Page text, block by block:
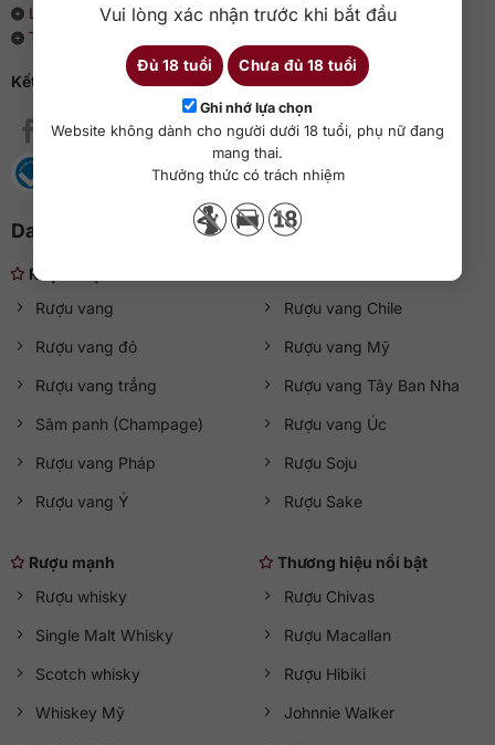
Vui lòng xác nhận trước khi bắt đầu
Đủ 18 tuổi Chưa đủ 18 tuổi
Ghi nhớ lựa chọn
Website không dành cho người dưới 18 tuổi, phụ nữ đang
mang thai.
Thưởng thức có trách nhiệm
Liên hệ với QKAWine
Tin tức và sự kiện
Kết nối với QKAWine
Danh mục rượu ngoại
Rượu nhẹ
Rượu vang
Rượu vang đỏ
Rượu vang trắng
Sâm panh (Champage)
Rượu vang Pháp
Rượu vang Ý
Rượu vang Chile
Rượu vang Mỹ
Rượu vang Tây Ban Nha
Rượu vang Úc
Rượu Soju
Rượu Sake
Rượu mạnh
Rượu whisky
Single Malt Whisky
Scotch whisky
Whiskey Mỹ
Thương hiệu nổi bật
Rượu Chivas
Rượu Macallan
Rượu Hibiki
Johnnie Walker